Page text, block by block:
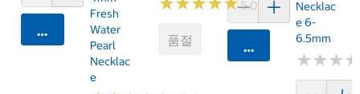
카트에 담기
Fresh
Water
Pearl
Necklac
E
5.0 (1)
품절 카트에 담기
Necklac
E 6-
6.5mm
★★★
★★★